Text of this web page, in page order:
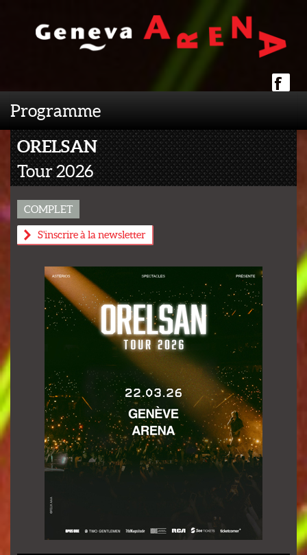
Programme
ORELSAN
Tour 2026
COMPLET
S'inscrire à la newsletter